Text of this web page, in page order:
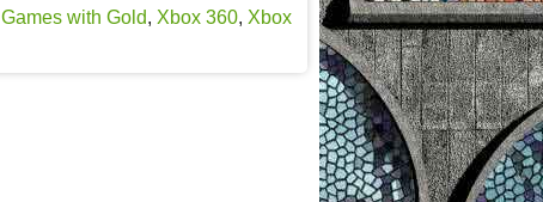
Games with Gold, Xbox 360, Xbox